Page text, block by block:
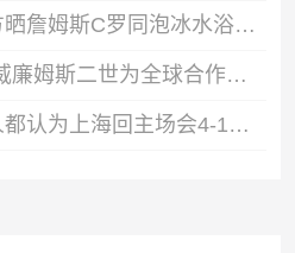
梦幻同框！耐克官方晒詹姆斯C罗同泡冰水浴广告：定义伟大
官宣！湖人任命姚·威廉姆斯二世为全球合作副总裁兼负责人！
媒体人：几乎所有人都认为上海回主场会4-1夺冠 顺理成章意料之中